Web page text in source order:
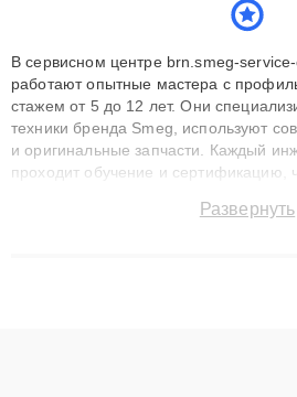
В сервисном центре brn.smeg-
работают опытные мастера с
стажем от 5 до 12 лет. Они
техники бренда Smeg, используют
и оригинальные запчасти. Каждый
проходит обучение и сертификацию,
сохранением гарантии до 3 лет.
Развернуть